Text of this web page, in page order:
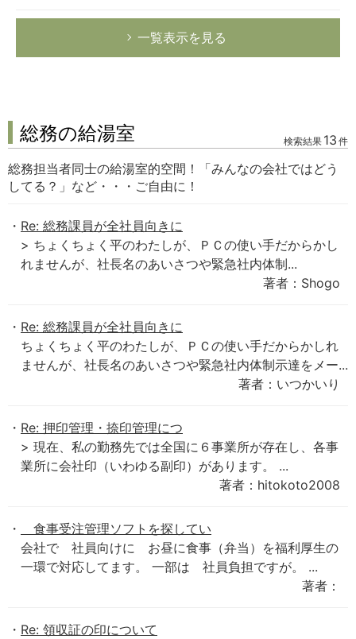
一覧表示を見る
総務の給湯室 検索結果 13 件
総務担当者同士の給湯室的空間！「みんなの会社ではどう
してる？」など・・・ご自由に！
Re: 総務課員が全社員向きに
> ちょくちょく平のわたしが、ＰＣの使い手だからかし
れませんが、社長名のあいさつや緊急社内体制...
著者：Shogo
Re: 総務課員が全社員向きに
ちょくちょく平のわたしが、ＰＣの使い手だからかしれ
ませんが、社長名のあいさつや緊急社内体制示達をメー...
著者：いつかいり
Re: 押印管理・捺印管理につ
> 現在、私の勤務先では全国に６事業所が存在し、各事
業所に会社印（いわゆる副印）があります。 ...
著者：hitokoto2008
食事受注管理ソフトを探してい
会社で 社員向けに お昼に食事（弁当）を福利厚生の
一環で対応してます。 一部は 社員負担ですが。 ...
著者：
Re: 領収証の印について